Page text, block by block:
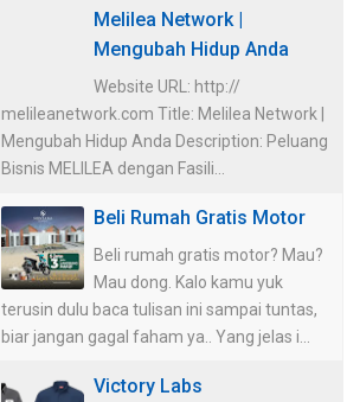
Melilea Network |
Mengubah Hidup Anda
Website URL: http://
melileanetwork.com Title: Melilea Network |
Mengubah Hidup Anda Description: Peluang
Bisnis MELILEA dengan Fasili...
Beli Rumah Gratis Motor
Beli rumah gratis motor? Mau?
Mau dong. Kalo kamu yuk
terusin dulu baca tulisan ini sampai tuntas,
biar jangan gagal faham ya.. Yang jelas i...
Victory Labs